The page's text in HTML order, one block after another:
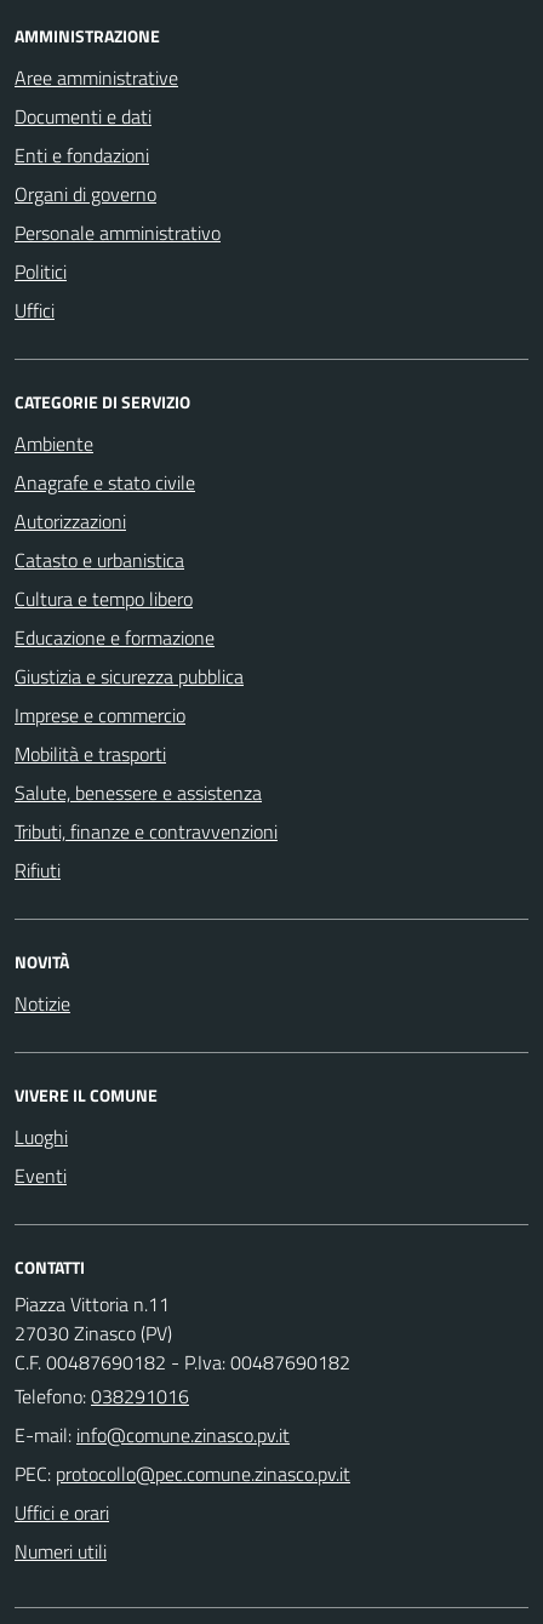
AMMINISTRAZIONE
Aree amministrative
Documenti e dati
Enti e fondazioni
Organi di governo
Personale amministrativo
Politici
Uffici
CATEGORIE DI SERVIZIO
Ambiente
Anagrafe e stato civile
Autorizzazioni
Catasto e urbanistica
Cultura e tempo libero
Educazione e formazione
Giustizia e sicurezza pubblica
Imprese e commercio
Mobilità e trasporti
Salute, benessere e assistenza
Tributi, finanze e contravvenzioni
Rifiuti
NOVITÀ
Notizie
VIVERE IL COMUNE
Luoghi
Eventi
CONTATTI
Piazza Vittoria n.11
27030 Zinasco (PV)
C.F. 00487690182 - P.Iva: 00487690182
Telefono:038291016
E-mail:
PEC:
Uffici e orari
Numeri utili